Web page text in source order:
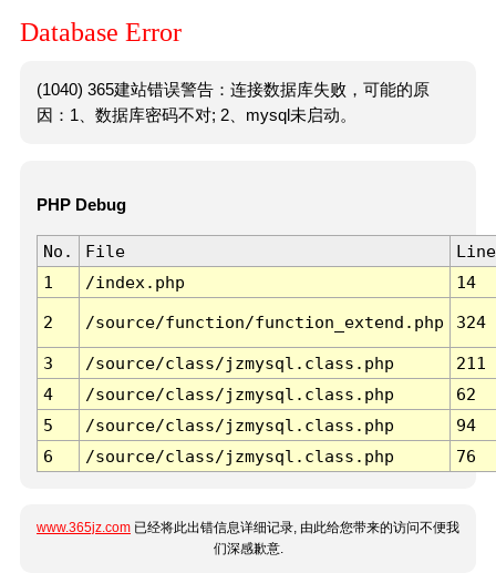
Database Error
(1040) 365建站错误警告：连接数据库失败，可能的原
因：1、数据库密码不对; 2、mysql未启动。
PHP Debug
No. File
Line
1
/index.php 14
2 /source/function/function_extend.php 324
3 /source/class/jzmysql.class.php
211
4
/source/class/jzmysql.class.php
62
5
/source/class/jzmysql.class.php
94
6
/source/class/jzmysql.class.php 76
www.365jz.com 已经将此出错信息详细记录, 由此给您带来的访问不便我
们深感歉意.